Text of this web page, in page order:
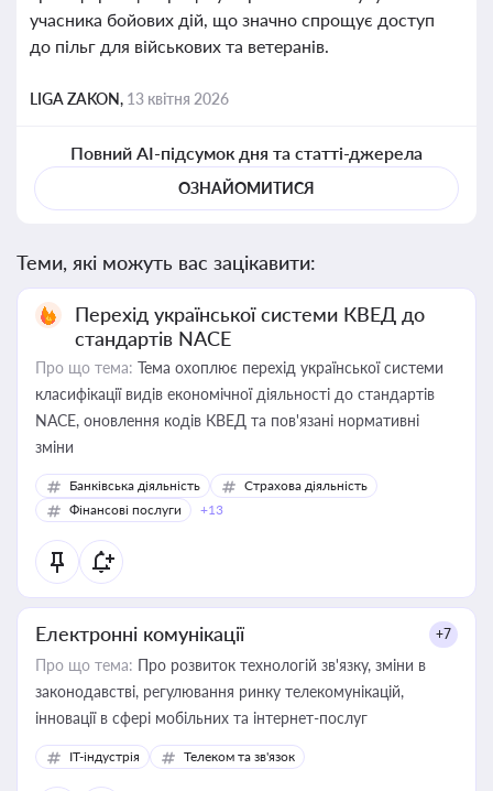
учасника бойових дій, що значно спрощує доступ
до пільг для військових та ветеранів.
LIGA ZAKON, 13 квітня 2026
Повний AI-підсумок дня та статті-джерела
ОЗНАЙОМИТИСЯ
Теми, які можуть вас зацікавити:
Перехід української системи КВЕД до
стандартів NACE
Про що тема: Тема охоплює перехід української системи
класифікації видів економічної діяльності до стандартів
NACE, оновлення кодів КВЕД та пов'язані нормативні
зміни
Банківська діяльність
Страхова діяльність
Фінансові послуги
+13
Електронні комунікації +7
Про що тема: Про розвиток технологій зв'язку, зміни в
законодавстві, регулювання ринку телекомунікацій,
інновації в сфері мобільних та інтернет-послуг
IT-індустрія Телеком та зв'язок